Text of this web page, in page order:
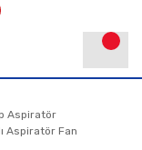
Aspiratör
Aspiratör Fan